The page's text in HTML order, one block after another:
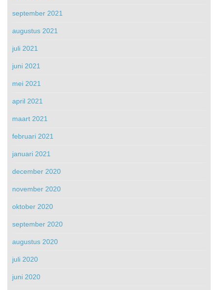
september 2021
augustus 2021
juli 2021
juni 2021
mei 2021
april 2021
maart 2021
februari 2021
januari 2021
december 2020
november 2020
oktober 2020
september 2020
augustus 2020
juli 2020
juni 2020